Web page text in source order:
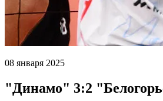
08 января 2025
"Динамо" 3:2